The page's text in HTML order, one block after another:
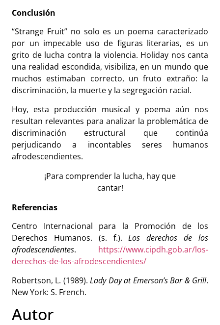
Conclusión
“Strange Fruit” no solo es un poema caracterizado
por un impecable uso de figuras literarias, es un
grito de lucha contra la violencia. Holiday nos canta
una realidad escondida, visibiliza, en un mundo que
muchos estimaban correcto, un fruto extraño: la
discriminación, la muerte y la segregación racial.
Hoy, esta producción musical y poema aún nos
resultan relevantes para analizar la problemática de
discriminación estructural que continúa
perjudicando a incontables seres humanos
afrodescendientes.
¡Para comprender la lucha, hay que
cantar!
Referencias
Centro Internacional para la Promoción de los
Derechos Humanos. (s. f.).Los derechos de los
afrodescendientes.
https://www.cipdh.gob.ar/los-
derechos-de-los-afrodescendientes/
Robertson, L. (1989).Lady Day at Emerson’s Bar & Grill.
New York: S. French.
Autor